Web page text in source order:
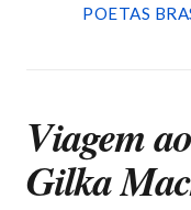
POETAS
Viagem
Gilka